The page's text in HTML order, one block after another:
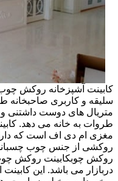
کابینت آشپزخانه روکش چوب
سلیقه و کاربری
متریال های دوست
طروات به خانه می دهد.
مغزی ام دی اف است که
روکشی از جنس چوب
روکش چوبکابینت روکش
دربازار می باشد. این